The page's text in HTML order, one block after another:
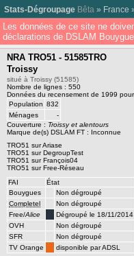
Stats-Dégroupage Bêta » France
Les données de ce site ne
déclarations de DSLAM
NRA TRO51 - 51585TRO
Troissy
situé à Troissy (51585)
Nombre de lignes : 550
Données du recensement de 1999 pour
Population 832
Ménages
-
Couverture : Troissy et alentours
Marque de(s) DSLAM FT : Inconnue
TRO51 sur Ariase
TRO51 sur DegroupTest
TRO51 sur François04
TRO51 sur Free-Réseau
FAI
État
Bouygues
Non dégroupé
Completel
Non dégroupé
Free/Alice
Dégroupé le 18/11/2014
OVH
Non dégroupé
SFR
Non dégroupé
TV Orange
disponible par ADSL